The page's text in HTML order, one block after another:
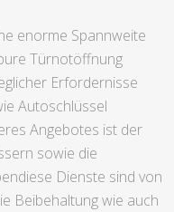
enorme Spannweite
Türnotöffnung
Erfordernisse
Autoschlüssel
Angebotes ist der
sowie die
Dienste sind von
Beibehaltung wie auch